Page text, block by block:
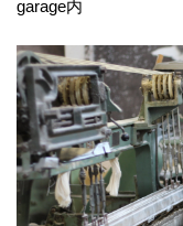
garage内